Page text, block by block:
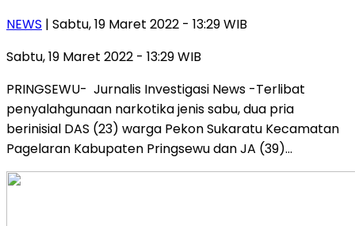
NEWS | Sabtu, 19 Maret 2022 - 13:29 WIB
Sabtu, 19 Maret 2022 - 13:29 WIB
PRINGSEWU- Jurnalis Investigasi News -Terlibat
penyalahgunaan narkotika jenis sabu, dua pria
berinisial DAS (23) warga Pekon Sukaratu Kecamatan
Pagelaran Kabupaten Pringsewu dan JA (39)…